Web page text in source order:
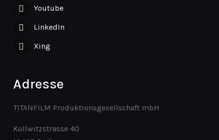
Youtube
LinkedIn
Xing
Adresse
TITANFILM Produktionsgesellschaft mbH
Kollwitzstrasse 40